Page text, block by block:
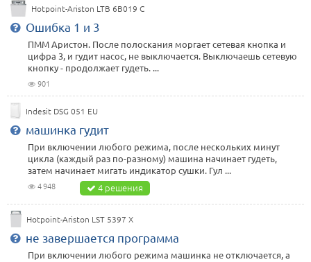
Hotpoint-Ariston LTB 6B019 C
Ошибка 1 и 3
ПММ Аристон. После полоскания моргает сетевая кнопка и
цифра 3, и гудит насос, не выключается. Выключаешь сетевую
кнопку - продолжает гудеть. ...
901
Indesit DSG 051 EU
машинка гудит
При включении любого режима, после нескольких минут
цикла (каждый раз по-разному) машина начинает гудеть,
затем начинает мигать индикатор сушки. Гул ...
4 948 4 решения
Hotpoint-Ariston LST 5397 X
не завершается программа
При включении любого режима машинка не отключается, а